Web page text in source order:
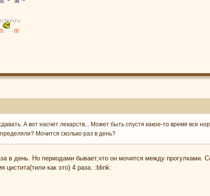
А вот насчет лекарств... Может быть спустя какое-то время все
Мочится сколько раз в день?
в день. Но периодами бывает,что он мочится между прогулками.
цистита(тили как это) 4 раза. :blink: